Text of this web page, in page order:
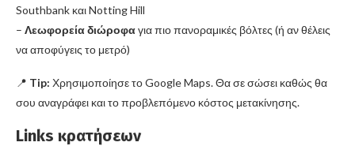
Southbank και Notting Hill
– Λεωφορεία διώροφαγια πιο πανοραμικές βόλτες (ή αν θέλεις
να αποφύγεις το μετρό)
📍 Tip: Χρησιμοποίησε το Google Maps. Θα σε σώσει καθώς θα
σου αναγράφει και το προβλεπόμενο κόστος μετακίνησης.
Links κρατήσεων